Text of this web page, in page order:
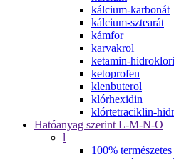
kálcium-karbonát
kálcium-sztearát
kámfor
karvakrol
ketamin-
ketoprofen
klenbuterol
klórhexidin
klórtetraciklin-
Hatóanyag szerint L-M-N-O
l
100%